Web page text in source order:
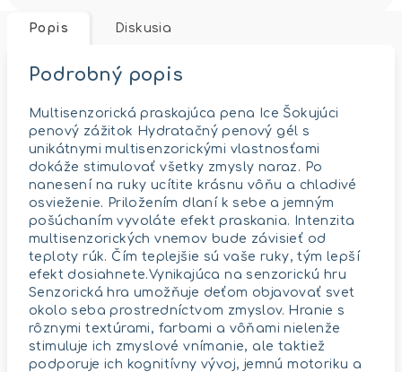
Popis Diskusia
Podrobný popis
Multisenzorická praskajúca pena Ice Šokujúci
penový zážitok Hydratačný penový gél s
unikátnymi multisenzorickými vlastnosťami
dokáže stimulovať všetky zmysly naraz. Po
nanesení na ruky ucítite krásnu vôňu a chladivé
osvieženie. Priložením dlaní k sebe a jemným
pošúchaním vyvoláte efekt praskania. Intenzita
multisenzorických vnemov bude závisieť od
teploty rúk. Čím teplejšie sú vaše ruky, tým lepší
efekt dosiahnete.Vynikajúca na senzorickú hru
Senzorická hra umožňuje deťom objavovať svet
okolo seba prostredníctvom zmyslov. Hranie s
rôznymi textúrami, farbami a vôňami nielenže
stimuluje ich zmyslové vnímanie, ale taktiež
podporuje ich kognitívny vývoj, jemnú motoriku a